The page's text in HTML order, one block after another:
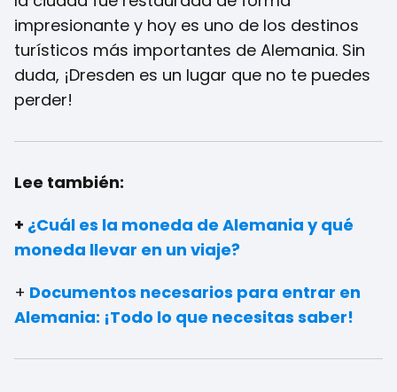
impresionante y hoy es uno de los destinos
turísticos más importantes de Alemania. Sin
duda, ¡Dresden es un lugar que no te puedes
perder!
Lee también:
+ ¿Cuál es la moneda de Alemania y qué
moneda llevar en un viaje?
+ Documentos necesarios para entrar en
Alemania: ¡Todo lo que necesitas saber!